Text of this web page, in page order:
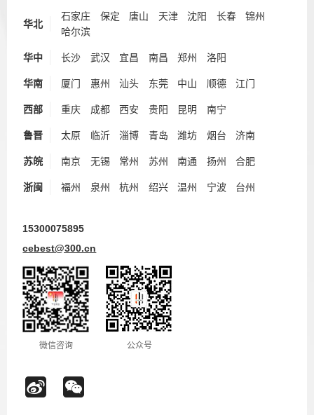
华北
石家庄 保定 唐山 天津 沈阳 长春
锦州
哈尔滨
华中 长沙 武汉 宜昌 南昌 郑州 洛阳
华南 厦门 惠州 汕头 东莞 中山 顺德 江门
西部 重庆 成都 西安 贵阳 昆明 南宁
鲁晋 太原 临沂 淄博 青岛 潍坊 烟台 济南
苏皖 南京 无锡 常州 苏州 南通 扬州 合肥
浙闽 福州 泉州 杭州 绍兴 温州 宁波 台州
15300075895
cebest@300.cn
微信咨询 公众号